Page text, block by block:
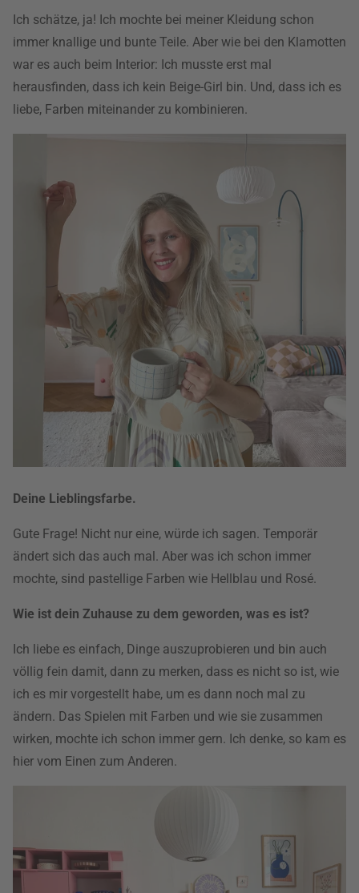
Ich schätze, ja! Ich mochte bei meiner Kleidung schon
immer knallige und bunte Teile. Aber wie bei den Klamotten
war es auch beim Interior: Ich musste erst mal
herausfinden, dass ich kein Beige-Girl bin. Und, dass ich es
liebe, Farben miteinander zu kombinieren.
Deine Lieblingsfarbe.
Gute Frage! Nicht nur eine, würde ich sagen. Temporär
ändert sich das auch mal. Aber was ich schon immer
mochte, sind pastellige Farben wie Hellblau und Rosé.
Wie ist dein Zuhause zu dem geworden, was es ist?
Ich liebe es einfach, Dinge auszuprobieren und bin auch
völlig fein damit, dann zu merken, dass es nicht so ist, wie
ich es mir vorgestellt habe, um es dann noch mal zu
ändern. Das Spielen mit Farben und wie sie zusammen
wirken, mochte ich schon immer gern. Ich denke, so kam es
hier vom Einen zum Anderen.